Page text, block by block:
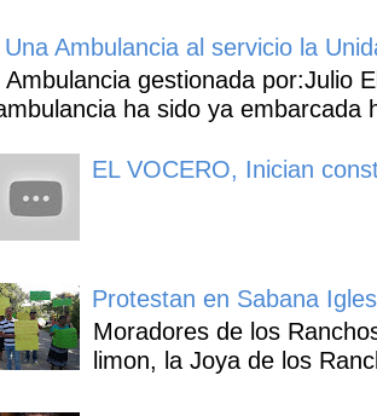
Una Ambulancia al servicio la
Ambulancia gestionada por:Julio
ha sido ya embarcada
EL VOCERO, Inician
Protestan en Sabana
Moradores de los
limon, la Joya de los